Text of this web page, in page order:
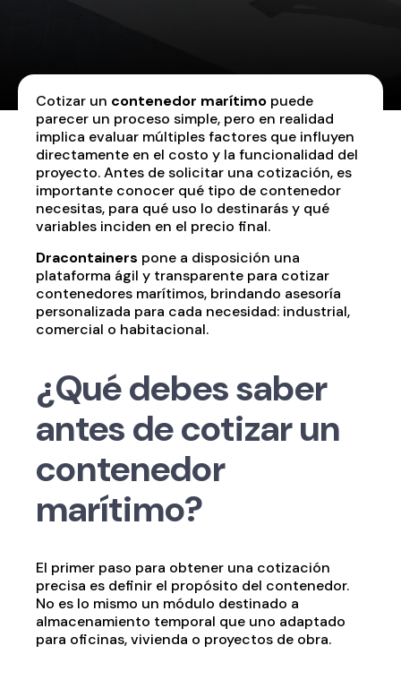
Cotizar un contenedor marítimo puede
parecer un proceso simple, pero en realidad
implica evaluar múltiples factores que influyen
directamente en el costo y la funcionalidad del
proyecto. Antes de solicitar una cotización, es
importante conocer qué tipo de contenedor
necesitas, para qué uso lo destinarás y qué
variables inciden en el precio final.
Dracontainers pone a disposición una
plataforma ágil y transparente para cotizar
contenedores marítimos, brindando asesoría
personalizada para cada necesidad: industrial,
comercial o habitacional.
¿Qué debes saber
antes de cotizar un
contenedor
marítimo?
El primer paso para obtener una cotización
precisa es definir el propósito del contenedor.
No es lo mismo un módulo destinado a
almacenamiento temporal que uno adaptado
para oficinas, vivienda o proyectos de obra.